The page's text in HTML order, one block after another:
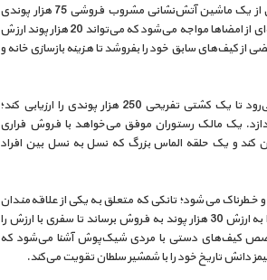
قسمت 7 : جیمز در این قسمت از مشروب خوردن از یک ماشین آتش‌نشانی مشروب فروشی 75 هزار پوندی
لذت می‌برد. لارنس متخصص یادبودها با مجموعه‌ای از امضاها مواجه می‌شود که می‌تواند 20 هزار پوند ارزش
کیف‌های سابق خود را بفروشد تا هزینه بازسازی خانه و
قسمت 8 : در این قسمت جیمز به شهر ماربیا می‌رود تا یک کشتی تفریحی 250 هزار پوندی را ارزیابی کند؛
یک مالک رستوران موفق می‌خواهد با فروش فراری
خود تأمین کند و یک حلقه الماس بزرگ که نسل به نسل بین افراد
و خطرناک می‌شود؛ تانکی که متعلق به یکی از علاقه‌مندان
عرصه نظامی است و امیدوار است که بتواند آن را به ارزش 30 هزار پوند به فروش برساند تا سفری با ارزش را
کیف‌های دستی با مردی شیک‌پوش آشنا می‌شود که
دانش تاریخ خود را با شمشیر سلطان تقویت می‌کند.